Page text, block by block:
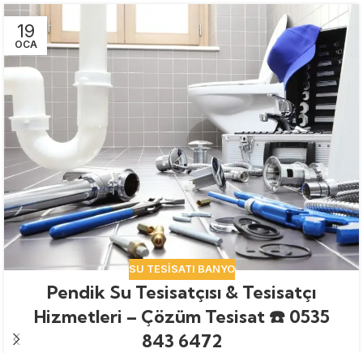
19
OCA
SU TESISATI BANYO
Pendik Su Tesisatçısı & Tesisatçı
Hizmetleri – Çözüm Tesisat ☎️ 0535
843 6472